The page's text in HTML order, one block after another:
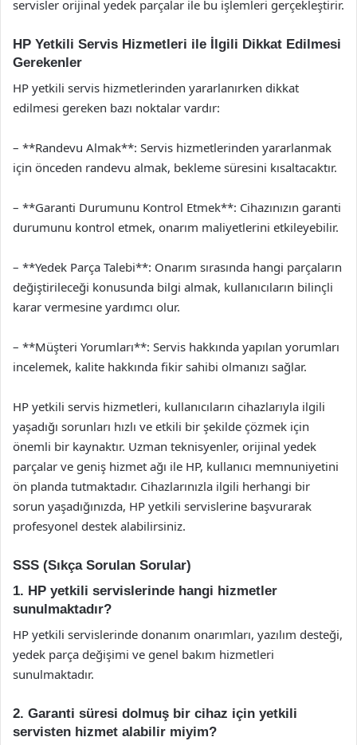
servisler orijinal yedek parçalar ile bu işlemleri gerçekleştirir.
HP Yetkili Servis Hizmetleri ile İlgili Dikkat Edilmesi
Gerekenler
HP yetkili servis hizmetlerinden yararlanırken dikkat
edilmesi gereken bazı noktalar vardır:
– **Randevu Almak**: Servis hizmetlerinden yararlanmak
için önceden randevu almak, bekleme süresini kısaltacaktır.
– **Garanti Durumunu Kontrol Etmek**: Cihazınızın garanti
durumunu kontrol etmek, onarım maliyetlerini etkileyebilir.
– **Yedek Parça Talebi**: Onarım sırasında hangi parçaların
değiştirileceği konusunda bilgi almak, kullanıcıların bilinçli
karar vermesine yardımcı olur.
– **Müşteri Yorumları**: Servis hakkında yapılan yorumları
incelemek, kalite hakkında fikir sahibi olmanızı sağlar.
HP yetkili servis hizmetleri, kullanıcıların cihazlarıyla ilgili
yaşadığı sorunları hızlı ve etkili bir şekilde çözmek için
önemli bir kaynaktır. Uzman teknisyenler, orijinal yedek
parçalar ve geniş hizmet ağı ile HP, kullanıcı memnuniyetini
ön planda tutmaktadır. Cihazlarınızla ilgili herhangi bir
sorun yaşadığınızda, HP yetkili servislerine başvurarak
profesyonel destek alabilirsiniz.
SSS (Sıkça Sorulan Sorular)
1. HP yetkili servislerinde hangi hizmetler
sunulmaktadır?
HP yetkili servislerinde donanım onarımları, yazılım desteği,
yedek parça değişimi ve genel bakım hizmetleri
sunulmaktadır.
2. Garanti süresi dolmuş bir cihaz için yetkili
servisten hizmet alabilir miyim?